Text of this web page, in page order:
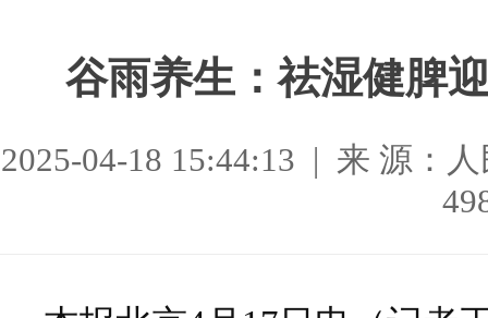
谷雨养生：祛湿健脾
2025-04-18 15:44:13 | 来 源：